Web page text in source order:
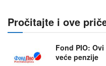
Pročitajte i ove
Fond PIO:
veće penzije